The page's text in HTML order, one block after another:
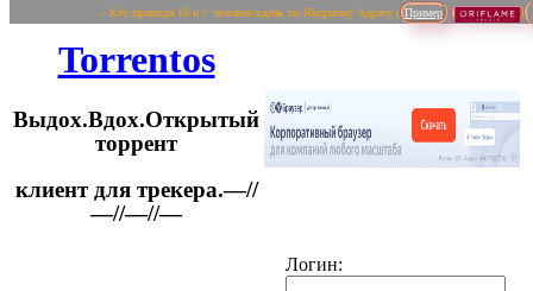
~ Кто приводи 10 и > человек/вдень по Якорному Адресу ( Пример
Torrentos
Выдох.Вдох.Открытый
торрент
Логин: